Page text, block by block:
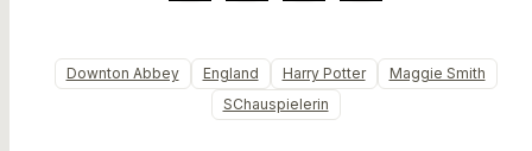
Downton Abbey England Harry Potter
Maggie Smith
SChauspielerin